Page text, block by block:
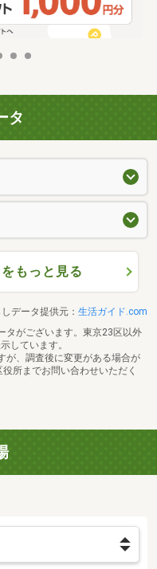
タ
もっと見る
データ提供元： 生活ガイド.com
タがございます。東京23区以外
しています。
が、調査後に変更がある場合が
所までお問い合わせいただく